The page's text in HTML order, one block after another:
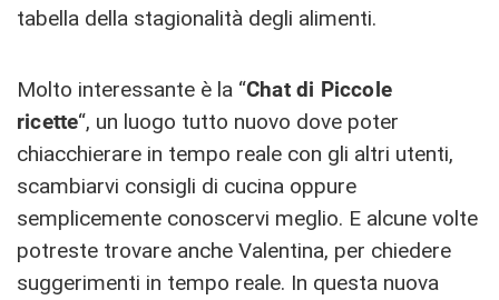
tabella della stagionalità degli alimenti.
Molto interessante è la “Chat di Piccole
ricette“, un luogo tutto nuovo dove poter
chiacchierare in tempo reale con gli altri utenti,
scambiarvi consigli di cucina oppure
semplicemente conoscervi meglio. E alcune volte
potreste trovare anche Valentina, per chiedere
suggerimenti in tempo reale. In questa nuova